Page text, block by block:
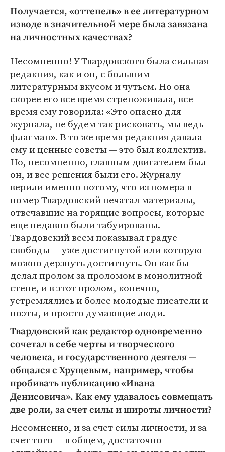
Получается, «оттепель» в ее литературном
изводе в значительной мере была завязана
на личностных качествах?
Несомненно! У Твардовского была сильная
редакция, как и он, с большим
литературным вкусом и чутьем. Но она
скорее его все время стреноживала, все
время ему говорила: «Это опасно для
журнала, не будем так рисковать, мы ведь
флагман». В то же время редакция давала
ему и ценные советы — это был коллектив.
Но, несомненно, главным двигателем был
он, и все решения были его. Журналу
верили именно потому, что из номера в
номер Твардовский печатал материалы,
отвечавшие на горящие вопросы, которые
еще недавно были табуированы.
Твардовский всем показывал градус
свободы — уже достигнутой или которую
можно дерзнуть достигнуть. Он как бы
делал пролом за проломом в монолитной
стене, и в этот пролом, конечно,
устремлялись и более молодые писатели и
поэты, и просто думающие люди.
Твардовский как редактор одновременно
сочетал в себе черты и творческого
человека, и государственного деятеля —
общался с Хрущевым, например, чтобы
пробивать публикацию «Ивана
Денисовича». Как ему удавалось совмещать
две роли, за счет силы и широты личности?
Несомненно, и за счет силы личности, и за
счет того — в общем, достаточно